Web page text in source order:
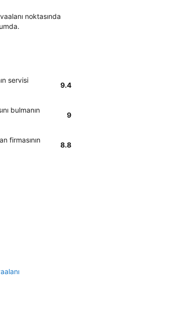
noktasında
servisi
9.4
bulmanın
9
firmasının
8.8